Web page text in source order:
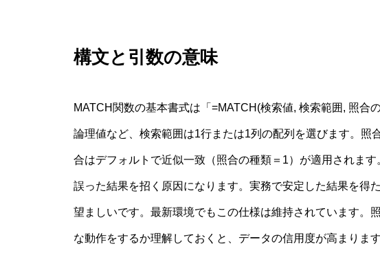
構文と引数の意味
MATCH関数の基本書式は「=MATCH(検索値, 検索範囲, 照合
論理値など、検索範囲は1行または1列の配列を選びます。照
合はデフォルトで近似一致（照合の種類＝1）が適用されま
誤った結果を招く原因になります。実務で安定した結果を得
望ましいです。最新環境でもこの仕様は維持されています。
な動作をするか理解しておくと、データの信用度が高まります